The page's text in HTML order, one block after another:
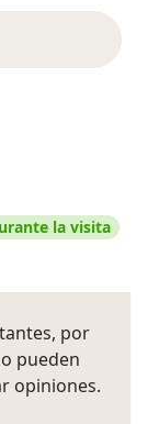
la visita
por
pueden
opiniones.